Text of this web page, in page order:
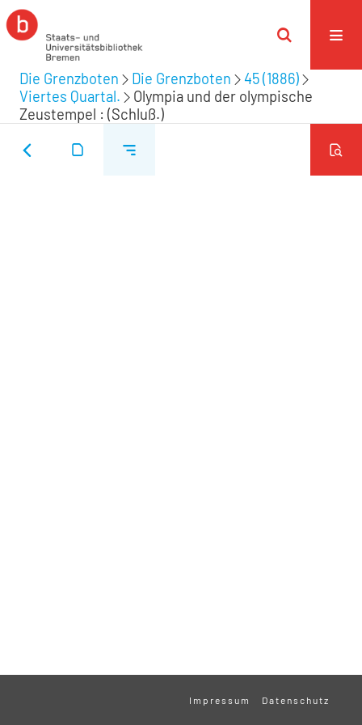
Die Grenzboten Die Grenzboten
45 (1886)
Viertes Quartal.
Olympia und der olympische
Zeustempel : (Schluß.)
Impressum Datenschutz